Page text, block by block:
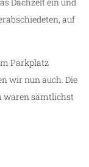
auf
Parkplatz
wir nun auch. Die
waren sämtlichst